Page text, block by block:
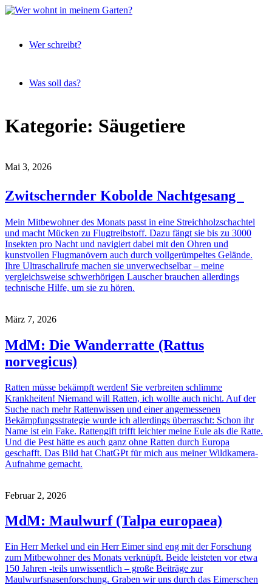
wohnt
meinem
vor der
Terrassentür
Wer schreibt?
Was soll das?
Skip
to
Kategorie: Säugetiere
Mai 3, 2026
Zwitschernder Kobolde Nachtgesang
Mein Mitbewohner des Monats passt in eine Streichholzschachtel
und macht Mücken zu Flugtreibstoff. Dazu fängt sie bis zu 3000
Insekten pro Nacht und navigiert dabei mit den Ohren und
kunstvollen Flugmanövern auch durch vollgerümpeltes Gelände.
Ihre Ultraschallrufe machen sie unverwechselbar – meine
vergleichsweise schwerhörigen Lauscher brauchen allerdings
technische Hilfe, um sie zu hören.
März 7, 2026
MdM: Die Wanderratte (Rattus
norvegicus)
Ratten müsse bekämpft werden! Sie verbreiten schlimme
Krankheiten! Niemand will Ratten, ich wollte auch nicht. Auf der
Suche nach mehr Rattenwissen und einer angemessenen
Bekämpfungsstrategie wurde ich allerdings überrascht: Schon ihr
Name ist ein Fake. Rattengift trifft leichter meine Eule als die Ratte.
Und die Pest hätte es auch ganz ohne Ratten durch Europa
geschafft. Das Bild hat ChatGPt für mich aus meiner Wildkamera-
Aufnahme gemacht.
Februar 2, 2026
MdM: Maulwurf (Talpa europaea)
Ein Herr Merkel und ein Herr Eimer sind eng mit der Forschung
zum Mitbewohner des Monats verknüpft. Beide leisteten vor etwa
150 Jahren -teils unwissentlich – große Beiträge zur
Maulwurfsnasenforschung. Graben wir uns durch das Eimerschen